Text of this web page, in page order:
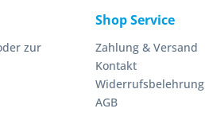
zur
Shop Service
Zahlung & Versand
Kontakt
Widerrufsbelehrung
AGB